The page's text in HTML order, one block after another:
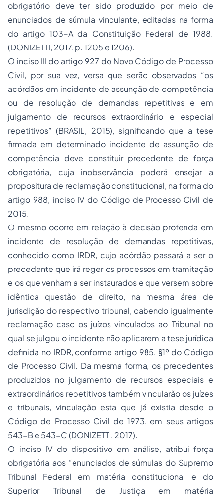
obrigatório deve ter sido produzido por meio de
enunciados de súmula vinculante, editadas na forma
do artigo 103-A da Constituição Federal de 1988.
(DONIZETTI, 2017, p. 1205 e 1206).
O inciso III do artigo 927 do Novo Código de Processo
Civil, por sua vez, versa que serão observados “os
acórdãos em incidente de assunção de competência
ou de resolução de demandas repetitivas e em
julgamento de recursos extraordinário e especial
repetitivos” (BRASIL, 2015), significando que a tese
firmada em determinado incidente de assunção de
competência deve constituir precedente de força
obrigatória, cuja inobservância poderá ensejar a
propositura de reclamação constitucional, na forma do
artigo 988, inciso IV do Código de Processo Civil de
2015.
O mesmo ocorre em relação à decisão proferida em
incidente de resolução de demandas repetitivas,
conhecido como IRDR, cujo acórdão passará a ser o
precedente que irá reger os processos em tramitação
e os que venham a ser instaurados e que versem sobre
idêntica questão de direito, na mesma área de
jurisdição do respectivo tribunal, cabendo igualmente
reclamação caso os juízos vinculados ao Tribunal no
qual se julgou o incidente não aplicarem a tese jurídica
definida no IRDR, conforme artigo 985, §1º do Código
de Processo Civil. Da mesma forma, os precedentes
produzidos no julgamento de recursos especiais e
extraordinários repetitivos também vincularão os juízes
e tribunais, vinculação esta que já existia desde o
Código de Processo Civil de 1973, em seus artigos
543-B e 543-C (DONIZETTI, 2017).
O inciso IV do dispositivo em análise, atribui força
obrigatória aos “enunciados de súmulas do Supremo
Tribunal Federal em matéria constitucional e do
Superior Tribunal de Justiça em matéria